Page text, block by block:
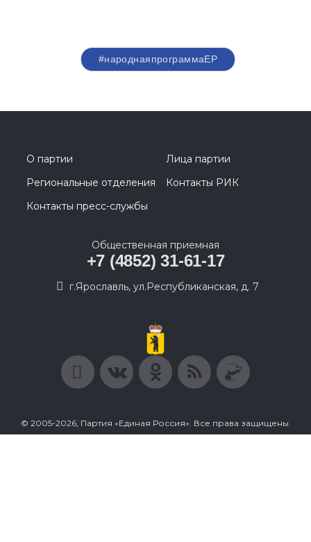
#народнаяпрограммаЕР
О партии
Лица партии
Региональные отделения
Контакты РИК
Контакты пресс-службы
Общественная приемная
+7 (4852) 31-61-17
г.Ярославль, ул.Республиканская, д. 7
© 2005-2026, Партия «Единая Россия». Все права защищены.